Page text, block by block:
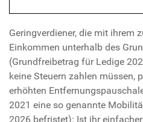
Geringverdiener, die mit ihrem
Einkommen unterhalb des
(Grundfreibetrag für Ledige
keine Steuern zahlen müssen,
erhöhten
2021 eine so genannte
2026 befristet): Ist ihr